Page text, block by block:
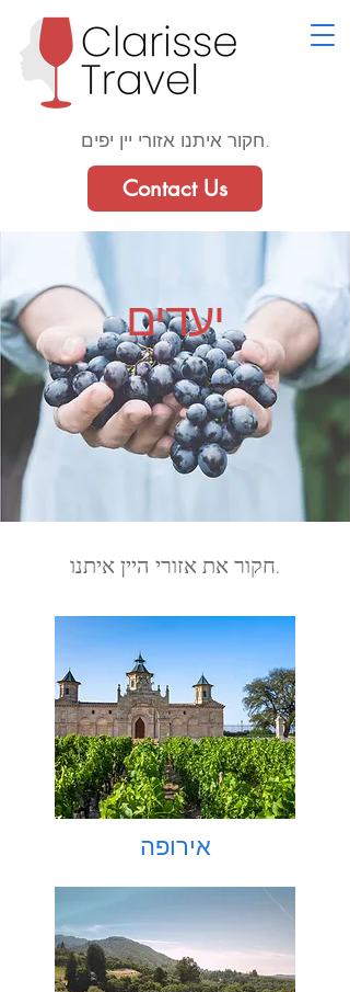
חקור איתנו אזורי יין יפים.
Contact Us
יעדים
חקור את אזורי היין איתנו.
אירופה